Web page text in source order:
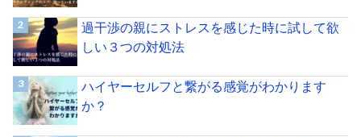
過干渉の親にストレスを感じた時に試して欲
しい３つの対処法
ハイヤーセルフと繋がる感覚がわかります
か？